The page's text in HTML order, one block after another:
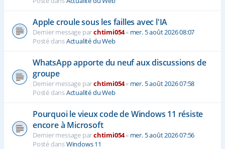
Apple croule sous les failles avec l'IA
Dernier message parchtimi054« mer. 5 août 2026 08:07
Posté dansActualité du Web
WhatsApp apporte du neuf aux discussions de
groupe
Dernier message parchtimi054« mer. 5 août 2026 07:58
Posté dansActualité du Web
Pourquoi le vieux code de Windows 11 résiste
encore à Microsoft
Dernier message parchtimi054« mer. 5 août 2026 07:56
Posté dansWindows 11